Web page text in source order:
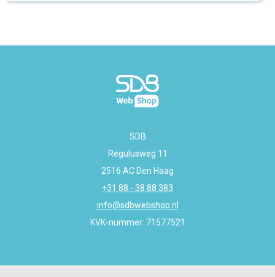
SDB
Regulusweg 11
2516 AC Den Haag
+31 88 - 38 88 383
info@sdbwebshop.nl
KVK-nummer: 71577521